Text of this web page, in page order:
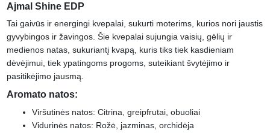
Ajmal Shine EDP
Tai gaivūs ir energingi kvepalai, sukurti moterims, kurios nori jaustis
gyvybingos ir žavingos. Šie kvepalai sujungia vaisių, gėlių ir
medienos natas, sukuriantį kvapą, kuris tiks tiek kasdieniam
dėvėjimui, tiek ypatingoms progoms, suteikiant švytėjimo ir
pasitikėjimo jausmą.
Aromato natos:
Viršutinės natos: Citrina, greipfrutai, obuoliai
Vidurinės natos: Rožė, jazminas, orchidėja